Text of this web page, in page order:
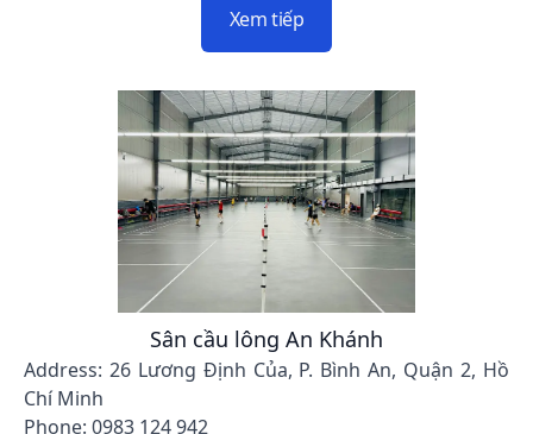
Xem tiếp
Sân cầu lông An Khánh
Address: 26 Lương Định Của, P. Bình An, Quận 2, Hồ
Chí Minh
Phone: 0983 124 942